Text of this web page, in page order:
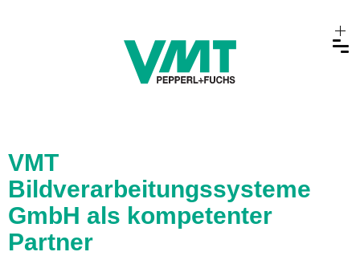
VMT
Bildverarbeitungssysteme
GmbH als kompetenter
Partner